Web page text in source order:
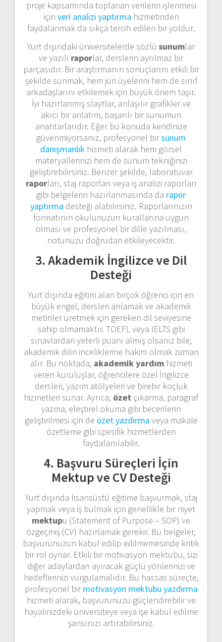
proje kapsamında toplanan verilerin işlenmesi
için veri analizi yaptırma hizmetinden
faydalanmak da sıkça tercih edilen bir yoldur.
Yurt dışındaki üniversitelerde sözlü sunumlar
ve yazılı raporlar, derslerin ayrılmaz bir
parçasıdır. Bir araştırmanın sonuçlarını etkili bir
şekilde sunmak, hem jüri üyelerini hem de sınıf
arkadaşlarını etkilemek için büyük önem taşır.
İyi hazırlanmış slaytlar, anlaşılır grafikler ve
akıcı bir anlatım, başarılı bir sunumun
anahtarlarıdır. Eğer bu konuda kendinize
güvenmiyorsanız, profesyonel birsunum
danışmanlık hizmeti alarak hem görsel
materyallerinizi hem de sunum tekniğinizi
geliştirebilirsiniz. Benzer şekilde, laboratuvar
raporları, staj raporları veya iş analizi raporları
gibi belgelerin hazırlanmasında da rapor
yaptırma desteği alabilirsiniz. Raporlarınızın
formatının okulunuzun kurallarına uygun
olması ve profesyonel bir dille yazılması,
notunuzu doğrudan etkileyecektir.
3. Akademik İngilizce ve Dil
Desteği
Yurt dışında eğitim alan birçok öğrenci için en
büyük engel, dersleri anlamak ve akademik
metinler üretmek için gereken dil seviyesine
sahip olmamaktır. TOEFL veya IELTS gibi
sınavlardan yeterli puanı almış olsanız bile,
akademik dilin inceliklerine hakim olmak zaman
alır. Bu noktada, akademik yardımhizmeti
veren kuruluşlar, öğrencilere özel İngilizce
dersleri, yazım atölyeleri ve birebir koçluk
hizmetleri sunar. Ayrıca, özet çıkarma, paragraf
yazma, eleştirel okuma gibi becerilerin
geliştirilmesi için de özet yazdırma veya makale
özetleme gibi spesifik hizmetlerden
faydalanılabilir.
4. Başvuru Süreçleri İçin
Mektup ve CV Desteği
Yurt dışında lisansüstü eğitime başvurmak, staj
yapmak veya iş bulmak için genellikle bir niyet
mektupu (Statement of Purpose – SOP) ve
özgeçmiş (CV) hazırlamak gerekir. Bu belgeler,
başvurunuzun kabul edilip edilmemesinde kritik
bir rol oynar. Etkili bir motivasyon mektubu, sizi
diğer adaylardan ayıracak güçlü yönlerinizi ve
hedeflerinizi vurgulamalıdır. Bu hassas süreçte,
profesyonel birmotivasyon mektubu yazdırma
hizmeti alarak, başvurunuzu güçlendirebilir ve
hayalinizdeki üniversiteye veya işe kabul edilme
şansınızı artırabilirsiniz.